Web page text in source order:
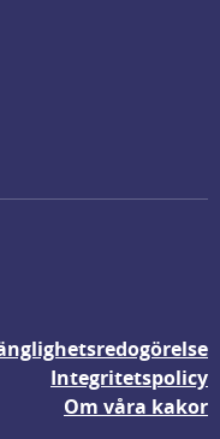
Integritetspolicy
Om våra kakor